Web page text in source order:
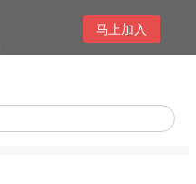
马上加入